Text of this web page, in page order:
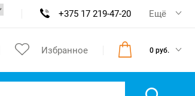
+375 17 219-47-20 Ещё
Избранное 0 руб.